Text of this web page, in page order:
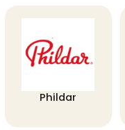
Phildar